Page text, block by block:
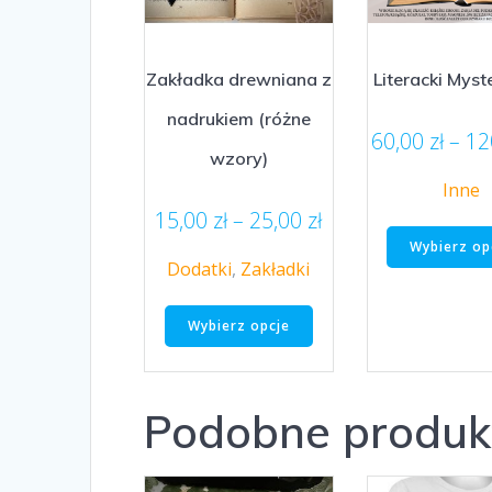
Zakładka drewniana z
nadrukiem (różne
wzory)
15,00 zł– 25,00 złZakres
Dodatki, Zakładki
Wybierz opcje
Ten
Opcje
można
Literacki
60,00 zł–
Inne
Wybierz
Podobne